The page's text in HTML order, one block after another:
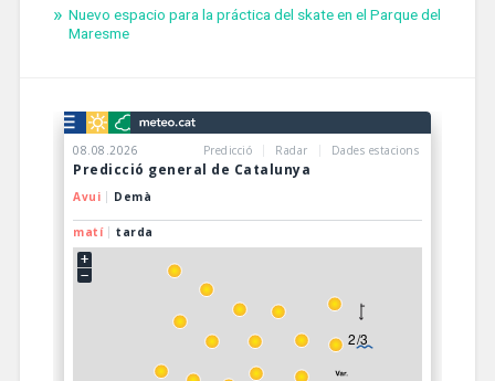
Nuevo espacio para la práctica del skate en el Parque del
Maresme